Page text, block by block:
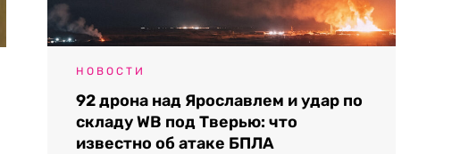
НОВОСТИ
92 дрона над Ярославлем и удар по
складу WB под Тверью: что
известно об атаке БПЛА